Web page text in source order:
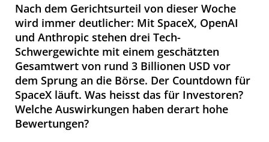
Nach dem Gerichtsurteil von dieser Woche
wird immer deutlicher: Mit SpaceX, OpenAI
und Anthropic stehen drei Tech-
Schwergewichte mit einem geschätzten
Gesamtwert von rund 3 Billionen USD vor
dem Sprung an die Börse. Der Countdown für
SpaceX läuft. Was heisst das für Investoren?
Welche Auswirkungen haben derart hohe
Bewertungen?